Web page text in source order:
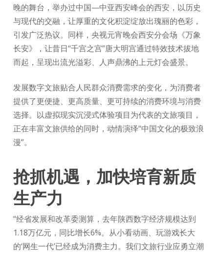
晚的舞台，举办过中国—中亚西安峰会的西安，以历史
与现代的交融，让厚重的文化积淀绽放出瑰丽的色彩，
引发广泛热议。同样，央视元宵晚会西安分会场《万象
长安》，让昔日“千宫之宫”唐大明宫通过特效技术拔地
而起，呈现出流光溢彩、人声鼎沸的上元灯会盛景。
发展数字文旅贴合人民群众消费需求的变化，为消费者
提供了更便捷、更高质量、更可持续的消费环境与消费
选择。以虚拟现实沉浸式体验项目为代表的文旅项目，
正在丰富文旅供给的同时，动情演绎“中国文化的极致浪
漫”。
抢抓机遇，加快培育新质
生产力
“经省发展和改革委测算，去年陕西数字经济规模达到
1.18万亿元，同比增长6%。从小看动画、玩游戏长大
的‘网生一代’已经成为消费主力。我们文旅行业应勇立潮